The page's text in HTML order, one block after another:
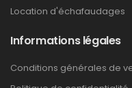
Location d'échafaudages
Informations légales
Conditions générales de